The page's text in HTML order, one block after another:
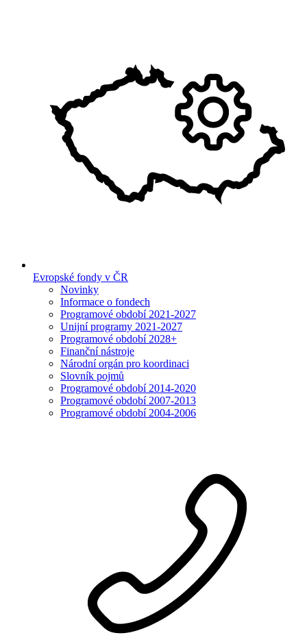
Evropské fondy v ČR
Novinky
Informace o fondech
Programové období 2021-2027
Unijní programy 2021-2027
Programové období 2028+
Finanční nástroje
Národní orgán pro koordinaci
Slovník pojmů
Programové období 2014-2020
Programové období 2007-2013
Programové období 2004-2006